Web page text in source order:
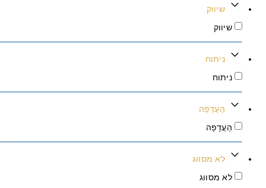
שיווק
שיווק
ניתוח
ניתוח
הַעֲדָפָה
הַעֲדָפָה
לא מסווג
לא מסווג